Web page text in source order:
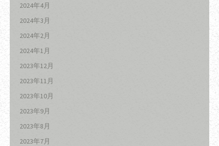
2024年4月
2024年3月
2024年2月
2024年1月
2023年12月
2023年11月
2023年10月
2023年9月
2023年8月
2023年7月